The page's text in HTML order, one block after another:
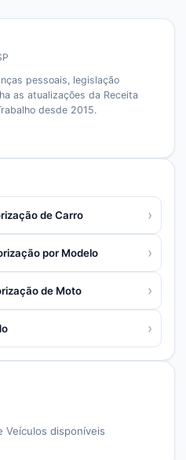
pessoais, legislação
as atualizações da Receita
desde 2015.
de Carro ›
por Modelo ›
de Moto ›
›
Veículos disponíveis